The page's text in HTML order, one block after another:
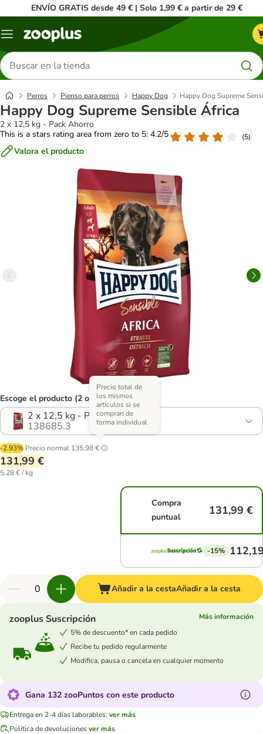
ENVÍO GRATIS desde 49 € | Solo 1,99 € a partir de 29 €
Menú
Buscar
productos
Perros Pienso para perros Happy Dog Happy Dog Supreme
Happy Dog Supreme Sensible África
2 x 12,5 kg - Pack Ahorro
This is a stars rating area from zero to 5: 4.2/5
(5)
Valora el producto
Escoge el producto (2 opciones)
2 x 12,5 kg - Pack Ahorro
138685.3
-2.93% Precio normal 135,98 €
Precio total de
los mismos
artículos si se
compran de
forma individual
131,99 €
5,28 € / kg
Compra
puntual
131,99 €
-15%
Añadir a la cestaAñadir a la cesta
zooplus Suscripción
Más información
5% de descuento* en cada pedido
Recibe tu pedido regularmente
Modifica, pausa o cancela en cualquier momento
Gana 132 zooPuntos con este producto
Entrega en 2-4 días laborables: ver más
Política de devolucionesver más